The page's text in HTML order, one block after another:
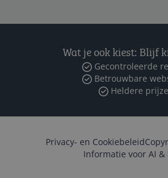
Wat je ook kiest: Blijf
Gecontroleerde
Betrouwbare
Heldere
Privacy- en Cookiebeleid
Informatie voor AI &